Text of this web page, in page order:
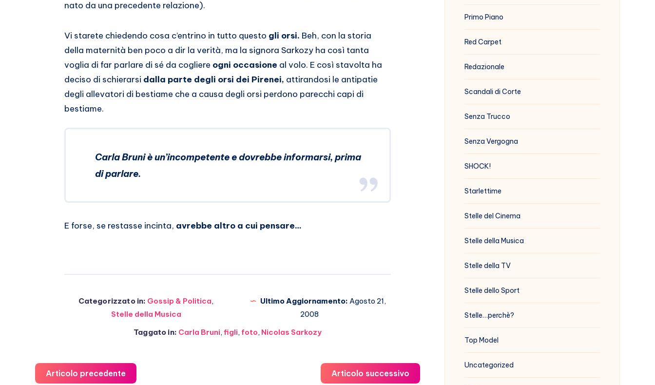
nato da una precedente relazione).
Vi starete chiedendo cosa c’entrino in tutto questo gli orsi. Beh, con la storia
della maternità ben poco a dir la verità, ma la signora Sarkozy ha così tanta
voglia di far parlare di sé da cogliere ogni occasione al volo. E così stavolta ha
deciso di schierarsi dalla parte degli orsi dei Pirenei, attirandosi le antipatie
degli allevatori di bestiame che a causa degli orsi perdono parecchi capi di
bestiame.
Carla Bruni è un’incompetente e dovrebbe informarsi, prima
di parlare.
E forse, se restasse incinta, avrebbe altro a cui pensare…
Categorizzato in: Gossip & Politica,
Stelle della Musica
Ultimo Aggiornamento: Agosto 21,
2008
Taggato in: Carla Bruni, figli, foto, Nicolas Sarkozy
Articolo precedente Articolo successivo
Primo Piano
Red Carpet
Redazionale
Scandali di Corte
Senza Trucco
Senza Vergogna
SHOCK!
Starlettime
Stelle del Cinema
Stelle della Musica
Stelle della TV
Stelle dello Sport
Stelle…perchè?
Top Model
Uncategorized